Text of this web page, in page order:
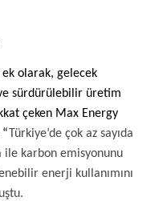
ek olarak, gelecek
sürdürülebilir üretim
çeken Max Energy
Türkiye’de çok az sayıda
ile karbon emisyonunu
enerji kullanımını